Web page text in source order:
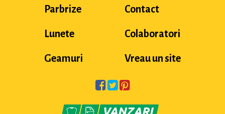
Parbrize
Lunete
Geamuri
Contact
Colaboratori
Vreau un site